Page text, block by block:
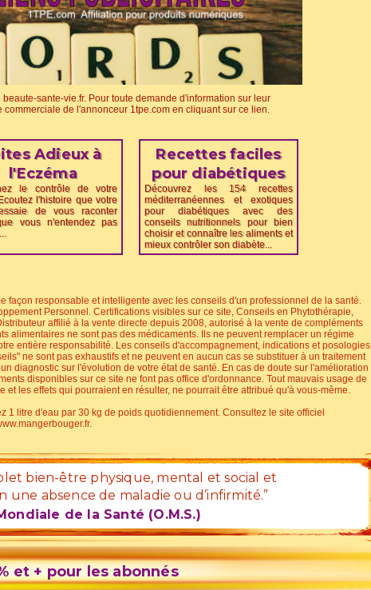
sante-vie.fr. Pour toute demande d'information sur leur
de l'annonceur 1tpe.com en cliquant sur ce lien.
Adieux à
l'Eczéma
le contrôle de votre
l'histoire que votre
de vous raconter
vous n'entendez pas
Recettes faciles
pour diabétiques
Découvrez les 154 recettes
méditerranéennes et exotiques
pour diabétiques avec des
conseils nutritionnels pour bien
choisir et connaître les aliments et
mieux contrôler son diabète...
façon responsable et intelligente avec les conseils d'un professionnel de la santé.
Personnel. Certifications visibles sur ce site, Conseils en Phytothérapie,
affilié à la vente directe depuis 2008, autorisé à la vente de compléments
alimentaires ne sont pas des médicaments. Ils ne peuvent remplacer un régime
entière responsabilité. Les conseils d'accompagnement, indications et posologies
ne sont pas exhaustifs et ne peuvent en aucun cas se substituer à un traitement
diagnostic sur l'évolution de votre état de santé. En cas de doute sur l'amélioration
disponibles sur ce site ne font pas office d'ordonnance. Tout mauvais usage de
les effets qui pourraient en résulter, ne pourrait être attribué qu'à vous-même.
1 litre d'eau par 30 kg de poids quotidiennement. Consultez le site officiel
bien-être physique, mental et social et
une absence de maladie ou d’infirmité.”
de la Santé (O.M.S.)
et + pour les abonnés